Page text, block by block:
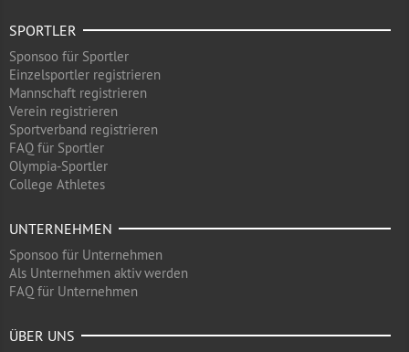
SPORTLER
Sponsoo für Sportler
Einzelsportler registrieren
Mannschaft registrieren
Verein registrieren
Sportverband registrieren
FAQ für Sportler
Olympia-Sportler
College Athletes
UNTERNEHMEN
Sponsoo für Unternehmen
Als Unternehmen aktiv werden
FAQ für Unternehmen
ÜBER UNS